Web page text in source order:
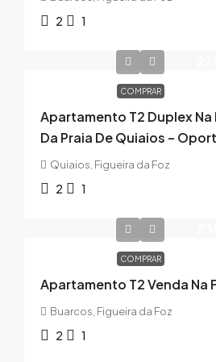
2 1
COMPRAR
Apartamento T2 Duplex Na
Da Praia De Quiaios –
Quiaios, Figueira da Foz
2 1
COMPRAR
Apartamento T2 Venda Na
Buarcos, Figueira da Foz
2 1